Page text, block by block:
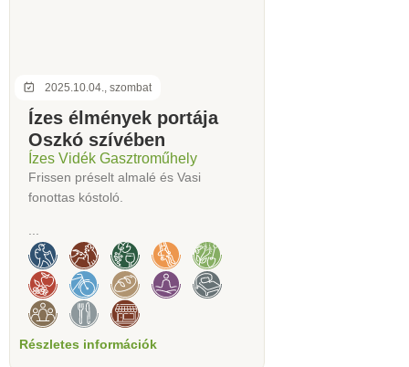
2025.10.04., szombat
Ízes élmények portája
Oszkó szívében
Ízes Vidék Gasztroműhely
Frissen préselt almalé és Vasi
fonottas kóstoló.
...
Részletes információk